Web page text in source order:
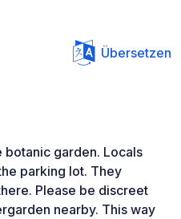
Übersetzen
garden. Locals
parking lot. They
Please be discreet
nearby. This way